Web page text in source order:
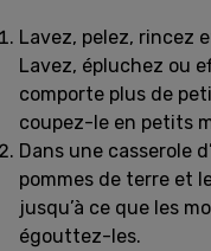
Lavez, pelez, rincez
Lavez, épluchez ou
comporte plus de
coupez-le en petits
Dans une casserole
pommes de terre et
jusqu’à ce que les
égouttez-les.